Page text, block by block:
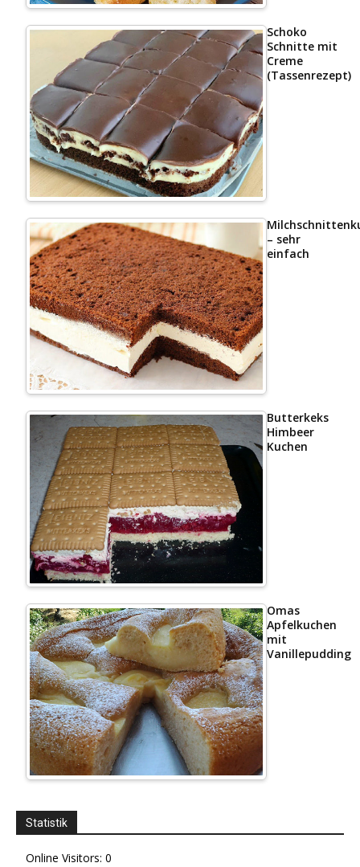
Schoko
Schnitte mit
Creme
(Tassenrezept)
– sehr
einfach
Butterkeks
Himbeer
Kuchen
Omas
Apfelkuchen
mit
Vanillepudding
Statistik
Online Visitors: 0